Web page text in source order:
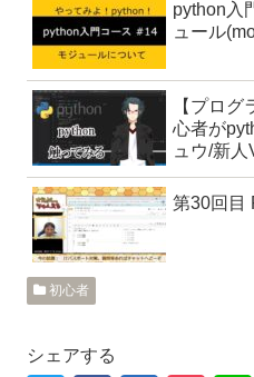
python入
ュール
【プロ
心者が
ュウ/新人
第30回目
初心者
シェアする